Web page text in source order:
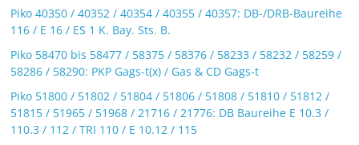
Piko 40350 / 40352 / 40354 / 40355 / 40357: DB-/DRB-Baureihe
116 / E 16 / ES 1 K. Bay. Sts. B.
Piko 58470 bis 58477 / 58375 / 58376 / 58233 / 58232 / 58259 /
58286 / 58290: PKP Gags-t(x) / Gas & CD Gags-t
Piko 51800 / 51802 / 51804 / 51806 / 51808 / 51810 / 51812 /
51815 / 51965 / 51968 / 21716 / 21776: DB Baureihe E 10.3 /
110.3 / 112 / TRI 110 / E 10.12 / 115